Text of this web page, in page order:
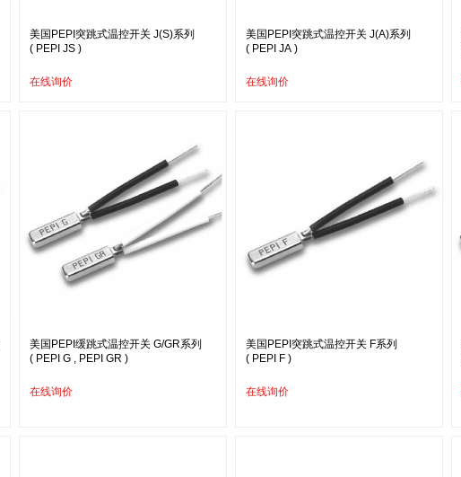
美国PEPI突跳式温控开关 J(S)系列
( PEPI JS )
在线询价
美国PEPI突跳式温控开关 J(A)系列
( PEPI JA )
在线询价
美国PEPI缓跳式温控开关 G/GR系列
( PEPI G , PEPI GR )
在线询价
美国PEPI突跳式温控开关 F系列
( PEPI F )
在线询价